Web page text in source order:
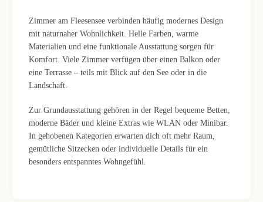
Zimmer am Fleesensee verbinden häufig modernes Design
mit naturnaher Wohnlichkeit. Helle Farben, warme
Materialien und eine funktionale Ausstattung sorgen für
Komfort. Viele Zimmer verfügen über einen Balkon oder
eine Terrasse – teils mit Blick auf den See oder in die
Landschaft.
Zur Grundausstattung gehören in der Regel bequeme Betten,
moderne Bäder und kleine Extras wie WLAN oder Minibar.
In gehobenen Kategorien erwarten dich oft mehr Raum,
gemütliche Sitzecken oder individuelle Details für ein
besonders entspanntes Wohngefühl.